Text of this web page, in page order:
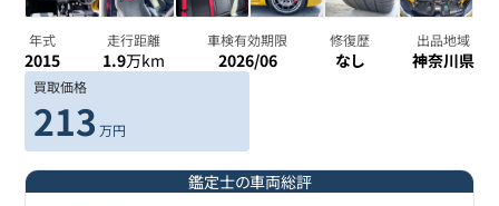
年式
2015
走行距離
1.9万km
車検有効期限
2026/06
修復歴
なし
出品地域
神奈川県
買取価格
213 万円
鑑定士の車両総評